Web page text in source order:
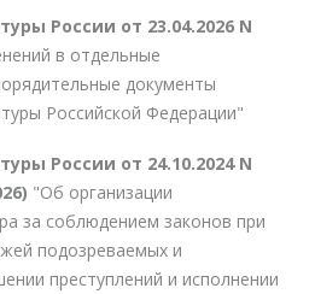
России от 23.04.2026 N
в отдельные
документы
Российской Федерации"
России от 24.10.2024 N
"Об организации
за соблюдением законов при
подозреваемых и
преступлений и исполнении